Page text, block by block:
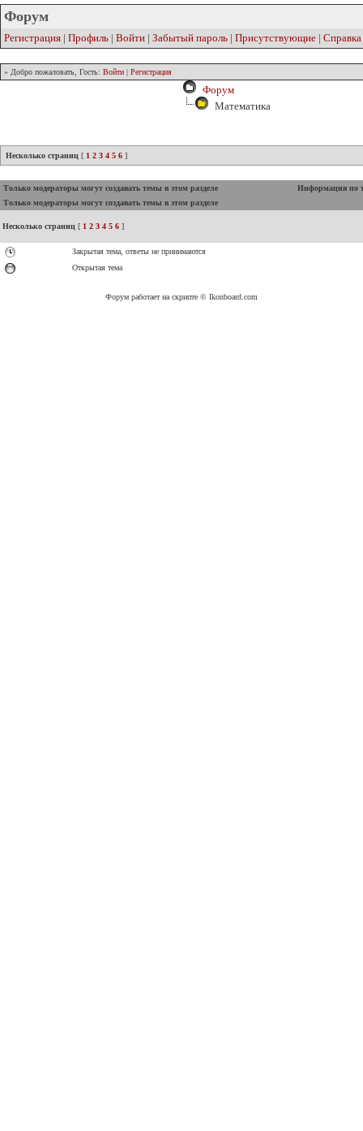
Форум
Регистрация | Профиль | Войти | Забытый пароль | Присутствующие | Справка
» Добро пожаловать, Гость: Войти | Регистрация
Форум
Математика
Несколько страниц [ 1 2 3 4 5 6 ]
Только модераторы могут создавать темы в этом разделе
Информация по
Только модераторы могут создавать темы в этом разделе
Несколько страниц [ 1 2 3 4 5 6 ]
Закрытая тема, ответы не принимаются
Открытая тема
Форум работает на скрипте © Ikonboard.com